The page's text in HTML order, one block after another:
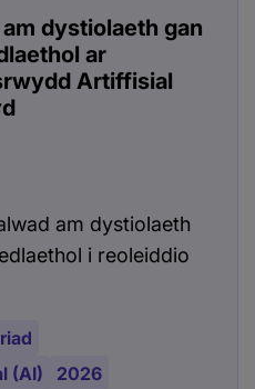
dystiolaeth gan
ar
Artiffisial
am dystiolaeth
i reoleiddio
(AI)
2026